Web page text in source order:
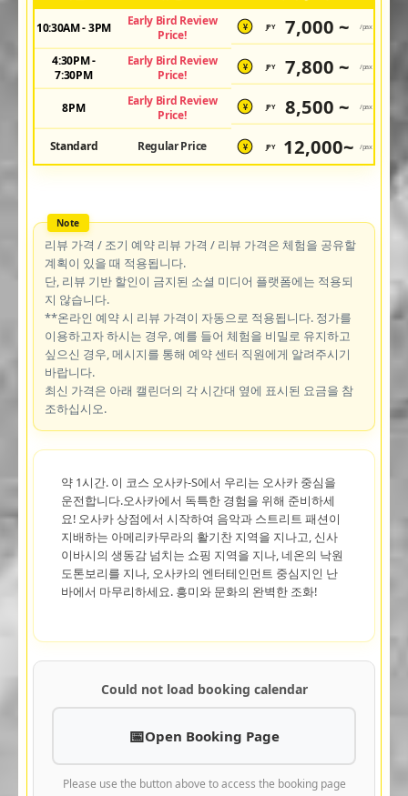
10:30AM - 3PM
Early Bird Review
Price!
¥ JPY 7,000 ~ /pax
4:30PM -
7:30PM
Early Bird Review
Price!
¥ JPY 7,800 ~ /pax
8PM
Early Bird Review
Price!
¥ JPY 8,500 ~ /pax
Standard Regular Price ¥ JPY 12,000~ /pax
리뷰 가격 / 조기 예약 리뷰 가격 / 리뷰 가격은 체험을 공유할
계획이 있을 때 적용됩니다.
단, 리뷰 기반 할인이 금지된 소셜 미디어 플랫폼에는 적용되
지 않습니다.
**온라인 예약 시 리뷰 가격이 자동으로 적용됩니다. 정가를
이용하고자 하시는 경우, 예를 들어 체험을 비밀로 유지하고
싶으신 경우, 메시지를 통해 예약 센터 직원에게 알려주시기
바랍니다.
최신 가격은 아래 캘린더의 각 시간대 옆에 표시된 요금을 참
조하십시오.
약 1시간. 이 코스 오사카-S에서 우리는 오사카 중심을
운전합니다.오사카에서 독특한 경험을 위해 준비하세
요! 오사카 상점에서 시작하여 음악과 스트리트 패션이
지배하는 아메리카무라의 활기찬 지역을 지나고, 신사
이바시의 생동감 넘치는 쇼핑 지역을 지나, 네온의 낙원
도톤보리를 지나, 오사카의 엔터테인먼트 중심지인 난
바에서 마무리하세요. 흥미와 문화의 완벽한 조화!
Could not load booking calendar
Open Booking Page
Please use the button above to access the booking page